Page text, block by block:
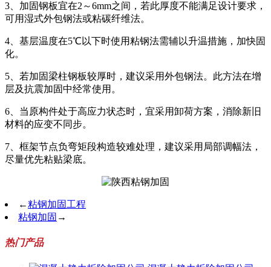
3、加固钢板宜在2～6mm之间，若此厚度不能满足设计要求，
可用湿式外包钢法或粘碳纤维法。
4、基层温度在5℃以下时使用粘钢法需辅以升温措施，加快固
化。
5、若加固梁柱钢板较厚时，建议采用外包钢法。此方法在增
层及抗震加固中经常使用。
6、当原构件处于高应力状态时，宜采用卸荷方案，消除新旧
材料的应变不同步。
7、框架节点负弯矩段构造较难处理，建议采用局部调幅法，
尽量优先粘贴梁底。
←粘钢加固工程
粘钢加固 →
热门产品